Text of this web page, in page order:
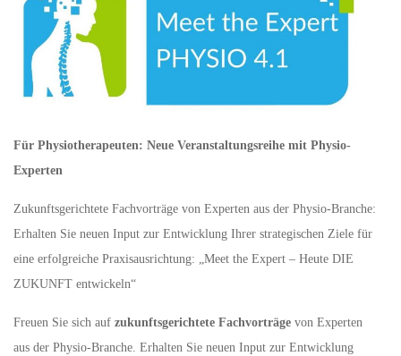
Für Physiotherapeuten: Neue Veranstaltungsreihe mit Physio-
Experten
Zukunftsgerichtete Fachvorträge von Experten aus der Physio-Branche:
Erhalten Sie neuen Input zur Entwicklung Ihrer strategischen Ziele für
eine erfolgreiche Praxisausrichtung: „Meet the Expert – Heute DIE
ZUKUNFT entwickeln“
Freuen Sie sich auf zukunftsgerichtete Fachvorträge von Experten
aus der Physio-Branche. Erhalten Sie neuen Input zur Entwicklung